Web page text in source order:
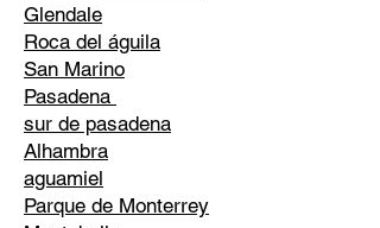
Glendale
Roca del águila
San Marino
Pasadena
sur de pasadena
Alhambra
aguamiel
Parque de Monterrey